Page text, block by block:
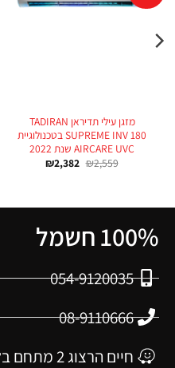
מזגן עילי תדיראן TADIRAN
SUPREME INV 180 בטכנולוגיית
AIRCARE UVC שנת 2022
₪2,559
₪2,382
100% חשמל
054-9120035
08-9110666
חיים הרצוג 2 מתחם בליליוס גדרה